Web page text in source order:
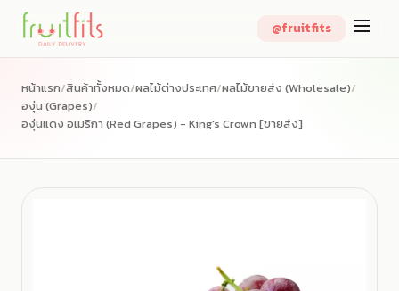
Skip
content
@fruitfits
หน้าแรก/สินค้าทั้งหมด/ผลไม้ต่างประเทศ/ผลไม้ขายส่ง (Wholesale)/
องุ่น (Grapes)/
องุ่นแดง อเมริกา (Red Grapes) - King's Crown [ขายส่ง]